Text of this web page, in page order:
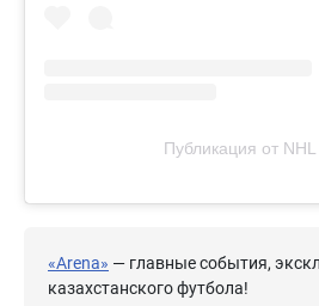
Публикация от
«Arena» — главные события,
казахстанского футбола!